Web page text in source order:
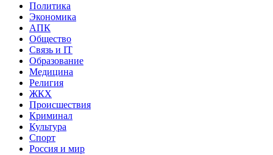
Политика
Экономика
АПК
Общество
Связь и IT
Образование
Медицина
Религия
ЖКХ
Происшествия
Криминал
Культура
Спорт
Россия и мир